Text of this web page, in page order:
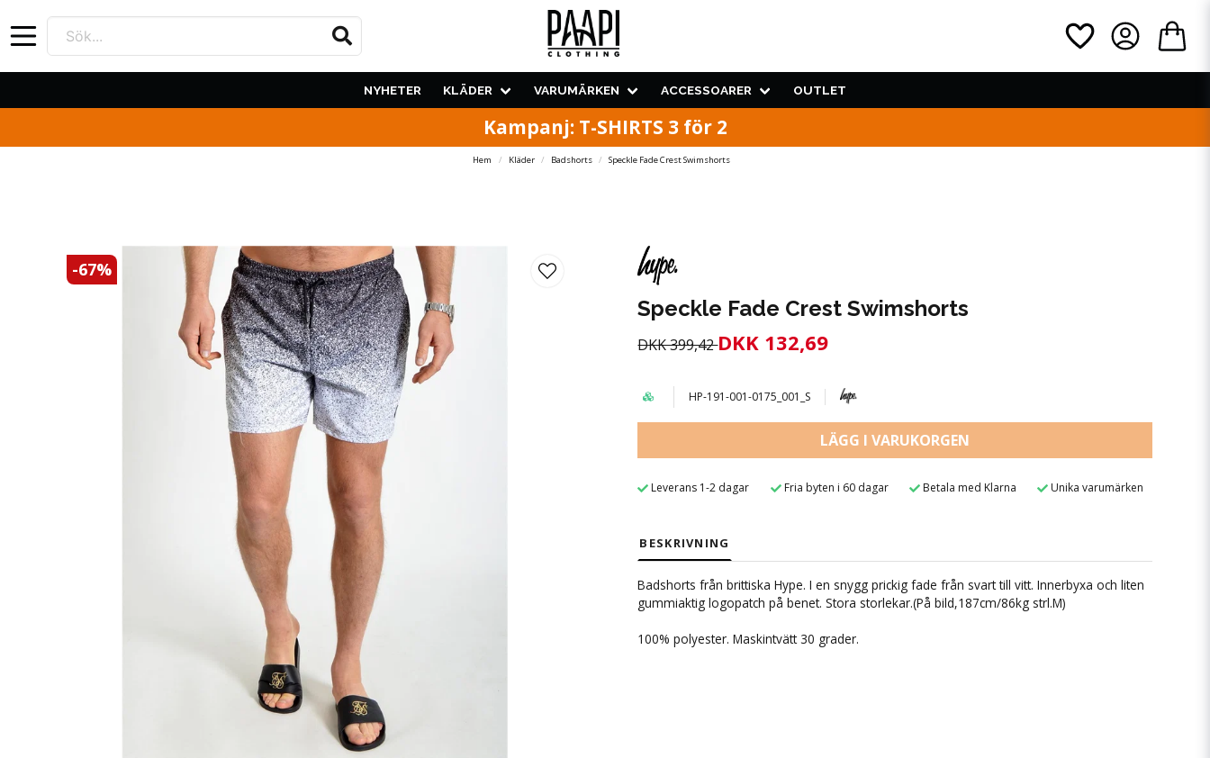
Sök...
NYHETER KLÄDER VARUMÄRKEN ACCESSOARER OUTLET
Kampanj: T-SHIRTS 3 för 2
Hem Kläder Badshorts Speckle Fade Crest Swimshorts
-67%
Speckle Fade Crest Swimshorts
DKK 399,42DKK 132,69
HP-191-001-0175_001_S
LÄGG I VARUKORGEN
Leverans 1-2 dagar Fria byten i 60 dagar Betala med Klarna Unika varumärken
BESKRIVNING
Badshorts från brittiska Hype. I en snygg prickig fade från svart till vitt. Innerbyxa och liten
gummiaktig logopatch på benet. Stora storlekar.(På bild,187cm/86kg strl.M)
100% polyester. Maskintvätt 30 grader.